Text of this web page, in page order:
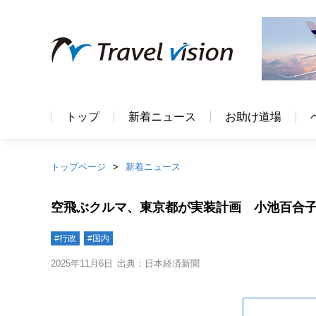
トップ 新着ニュース お助け道場
トップページ 新着ニュース
空飛ぶクルマ、東京都が実装計画 小池百合
#行政 #国内
2025年11月6日 出典：日本経済新聞